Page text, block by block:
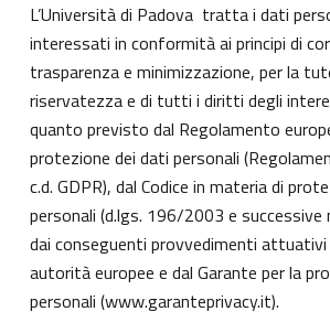
L’Università di Padova tratta i dati
interessati in conformità ai principi di
trasparenza e minimizzazione, per la
riservatezza e di tutti i diritti degli
quanto previsto dal Regolamento
protezione dei dati personali
c.d. GDPR), dal Codice in materia di
personali (d.lgs. 196/2003 e successive
dai conseguenti provvedimenti
autorità europee e dal Garante per la
personali (www.garanteprivacy.it).